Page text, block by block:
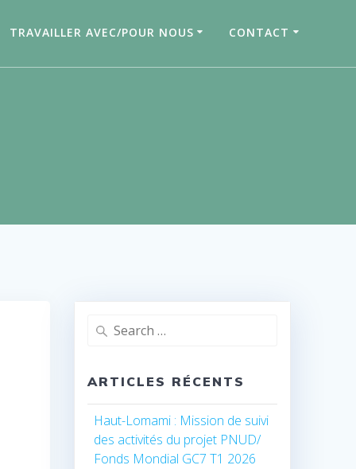
TRAVAILLER AVEC/POUR NOUS CONTACT
Search
ARTICLES RÉCENTS
Haut-Lomami : Mission de suivi
des activités du projet PNUD/
Fonds Mondial GC7 T1 2026